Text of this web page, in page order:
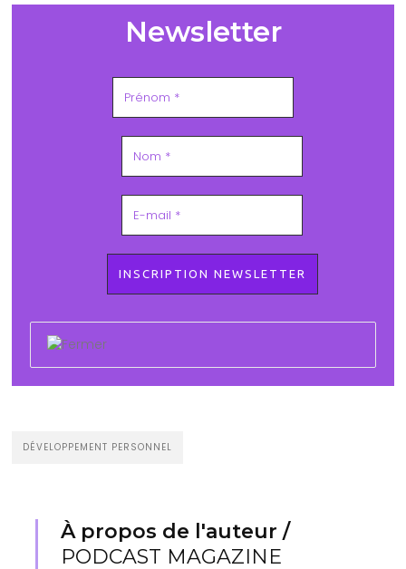
Newsletter
DÉVELOPPEMENT PERSONNEL
À propos de l'auteur /
PODCAST MAGAZINE